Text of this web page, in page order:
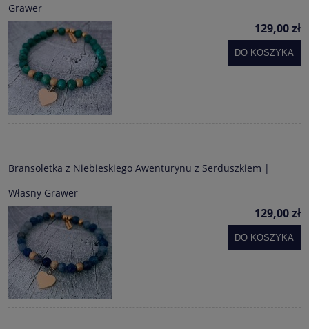
Grawer
129,00 zł
DO KOSZYKA
Bransoletka z Niebieskiego Awenturynu z Serduszkiem |
Własny Grawer
129,00 zł
DO KOSZYKA